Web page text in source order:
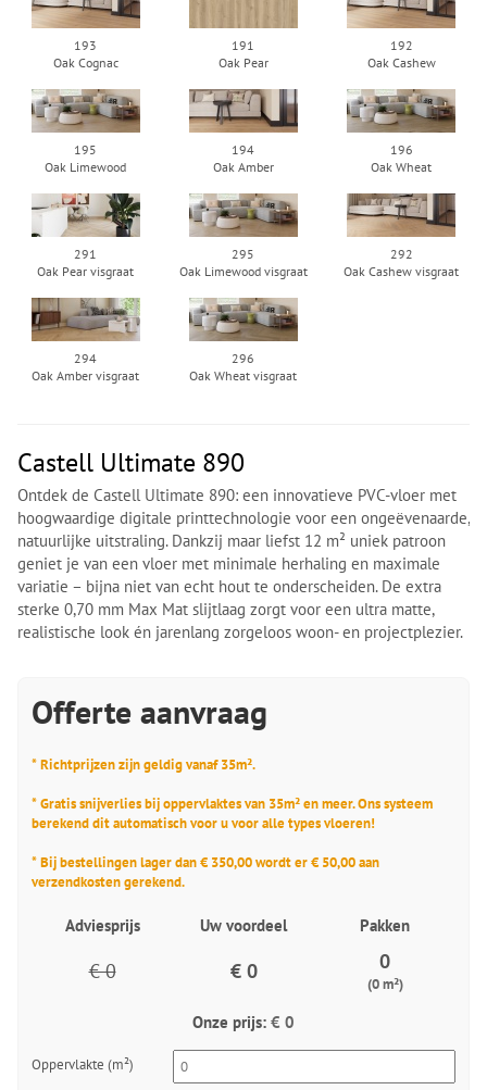
193
Oak Cognac
191
Oak Pear
192
Oak Cashew
195
Oak Limewood
194
Oak Amber
196
Oak Wheat
291
Oak Pear visgraat
295
Oak Limewood visgraat
292
Oak Cashew visgraat
294
Oak Amber visgraat
296
Oak Wheat visgraat
Castell Ultimate 890
Ontdek de Castell Ultimate 890: een innovatieve PVC-vloer met
hoogwaardige digitale printtechnologie voor een ongeëvenaarde,
natuurlijke uitstraling. Dankzij maar liefst 12 m² uniek patroon
geniet je van een vloer met minimale herhaling en maximale
variatie – bijna niet van echt hout te onderscheiden. De extra
sterke 0,70 mm Max Mat slijtlaag zorgt voor een ultra matte,
realistische look én jarenlang zorgeloos woon- en projectplezier.
Offerte aanvraag
* Richtprijzen zijn geldig vanaf 35m².
* Gratis snijverlies bij oppervlaktes van 35m² en meer. Ons systeem
berekend dit automatisch voor u voor alle types vloeren!
* Bij bestellingen lager dan € 350,00 wordt er € 50,00 aan
verzendkosten gerekend.
Adviesprijs Uw voordeel Pakken
€ 0 € 0 0
(0 m²)
Onze prijs: € 0
Oppervlakte (m²)